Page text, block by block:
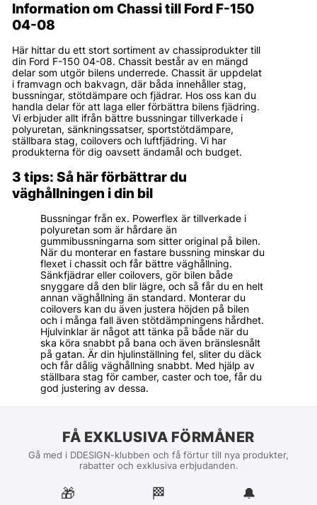
Information om Chassi till Ford F-150
04-08
Här hittar du ett stort sortiment av chassiprodukter till
din Ford F-150 04-08. Chassit består av en mängd
delar som utgör bilens underrede. Chassit är uppdelat
i framvagn och bakvagn, där båda innehåller stag,
bussningar, stötdämpare och fjädrar. Hos oss kan du
handla delar för att laga eller förbättra bilens fjädring.
Vi erbjuder allt ifrån bättre bussningar tillverkade i
polyuretan, sänkningssatser, sportstötdämpare,
ställbara stag, coilovers och luftfjädring. Vi har
produkterna för dig oavsett ändamål och budget.
3 tips: Så här förbättrar du
väghållningen i din bil
Bussningar från ex. Powerflex är tillverkade i
polyuretan som är hårdare än
gummibussningarna som sitter original på bilen.
När du monterar en fastare bussning minskar du
flexet i chassit och får bättre väghållning.
Sänkfjädrar eller coilovers, gör bilen både
snyggare då den blir lägre, och så får du en helt
annan väghållning än standard. Monterar du
coilovers kan du även justera höjden på bilen
och i många fall även stötdämpningens hårdhet.
Hjulvinklar är något att tänka på både när du
ska köra snabbt på bana och även bränslesnålt
på gatan. Är din hjulinställning fel, sliter du däck
och får dålig väghållning snabbt. Med hjälp av
ställbara stag för camber, caster och toe, får du
god justering av dessa.
FÅ EXKLUSIVA FÖRMÅNER
Gå med i DDESIGN-klubben och få förtur till nya produkter,
rabatter och exklusiva erbjudanden.
🎁 🏁︎ 🔔